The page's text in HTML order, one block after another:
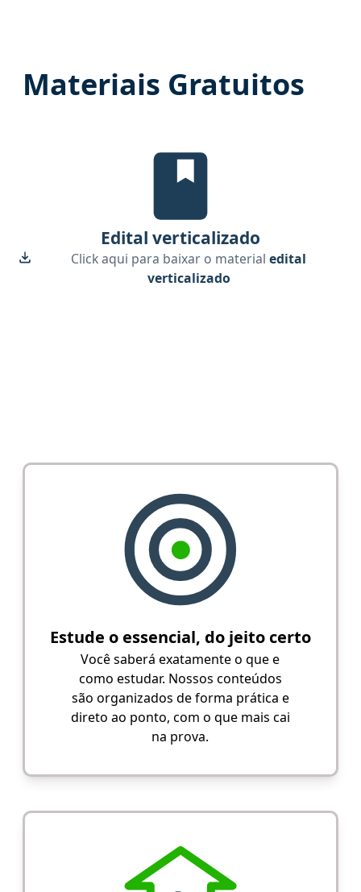
Materiais Gratuitos
edital verticalizado, material
Edital verticalizado
Click aqui para baixar o materialedital
verticalizado
Estude o essencial, do jeito certo
Você saberá exatamente o que e
como estudar. Nossos conteúdos
são organizados de forma prática e
direto ao ponto, com o que mais cai
na prova.